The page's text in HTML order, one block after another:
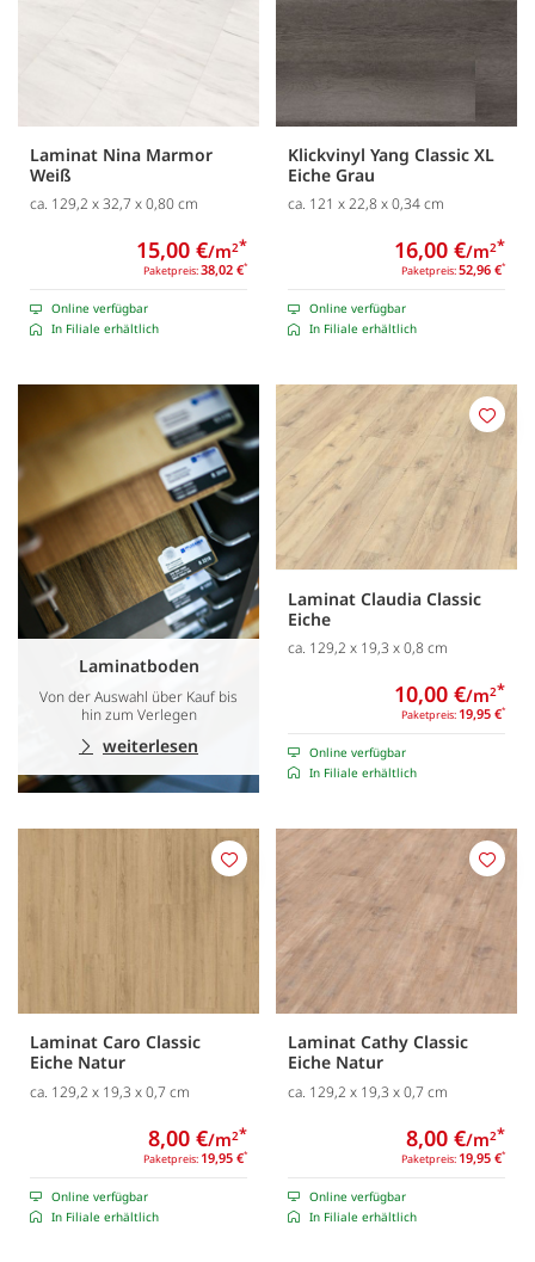
Laminat Nina Marmor
Weiß
ca. 129,2 x 32,7 x 0,80 cm
Paketpreis:38,02 €*
15,00 €/m2*
Online verfügbar
In Filiale erhältlich
Klickvinyl Yang Classic XL
Eiche Grau
ca. 121 x 22,8 x 0,34 cm
Paketpreis:52,96 €*
16,00 €/m2*
Online verfügbar
In Filiale erhältlich
Laminatboden
Von der Auswahl über Kauf bis
hin zum Verlegen
weiterlesen
Laminat Claudia Classic
Eiche
ca. 129,2 x 19,3 x 0,8 cm
Paketpreis: 19,95 €*
10,00 €/m2*
Online verfügbar
In Filiale erhältlich
Laminat Caro Classic
Eiche Natur
ca. 129,2 x 19,3 x 0,7 cm
Paketpreis: 19,95 €*
8,00 €/m2*
Online verfügbar
In Filiale erhältlich
Merken
Laminat Cathy Classic
Eiche Natur
ca. 129,2 x 19,3 x 0,7 cm
Paketpreis: 19,95 €*
8,00 €/m2*
Online verfügbar
In Filiale erhältlich